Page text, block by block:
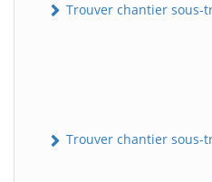
Trouver chantier sous-
Trouver chantier sous-